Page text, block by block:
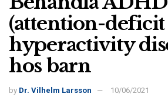
(attention-
hyperactivity
hos barn
by Dr. Vilhelm Larsson 10/06/2021